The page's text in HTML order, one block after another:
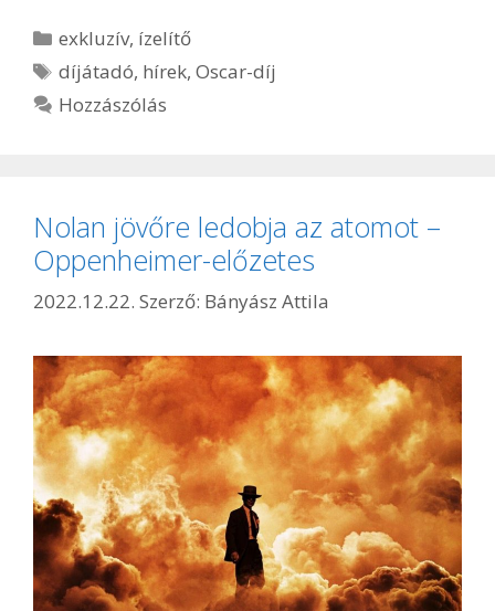
Kategória
exkluzív, ízelítő
Címkék
díjátadó, hírek,Oscar-díj
Hozzászólás
Nolan jövőre ledobja az atomot –
Oppenheimer-előzetes
2022.12.22. Szerző: Bányász Attila